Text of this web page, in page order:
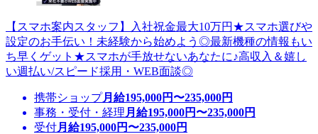
【スマホ案内スタッフ】入社祝金最大10万円★スマホ選びや
設定のお手伝い！未経験から始めよう◎最新機種の情報もい
ち早くゲット★スマホが手放せないあなたに♪高収入＆嬉し
い週払い/スピード採用・WEB面談◎
携帯ショップ月給195,000円〜235,000円
事務・受付・経理 月給195,000円〜235,000円
受付月給195,000円〜235,000円